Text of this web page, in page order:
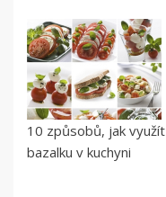
10 způsobů, jak využít
bazalku v kuchyni